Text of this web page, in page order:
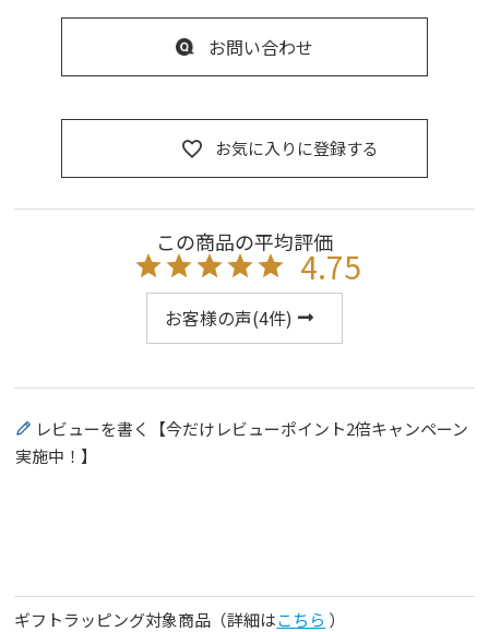
お気に入りに登録する
お問い合わせ
4.75
お客様の声(4件)
レビューを書く【今だけレビューポイント2倍キャンペーン
実施中！】
ギフトラッピング対象商品（詳細はこちら ）